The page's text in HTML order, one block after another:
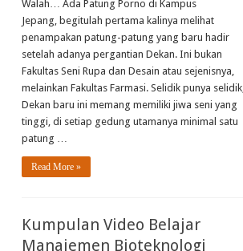
Walah… Ada Patung Porno di Kampus
Jepang, begitulah pertama kalinya melihat
penampakan patung-patung yang baru hadir
setelah adanya pergantian Dekan. Ini bukan
Fakultas Seni Rupa dan Desain atau sejenisnya,
melainkan Fakultas Farmasi. Selidik punya selidik,
Dekan baru ini memang memiliki jiwa seni yang
tinggi, di setiap gedung utamanya minimal satu
patung …
Read More »
Kumpulan Video Belajar
Manajemen Bioteknologi